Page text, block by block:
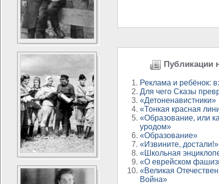
Публикации
Реклама и ребёнок:
Для чего Сказы
«Детоненавистники»
«Тонкая красная
«Образование, или
уродом»
«Образование»
«Извините, достали!»
«Школьная
«О еврейском
«Великая
Война»